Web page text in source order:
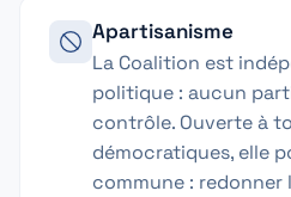
Apartisanisme
La Coalition est
politique : aucun
contrôle. Ouverte à
démocratiques, elle
commune : redonner